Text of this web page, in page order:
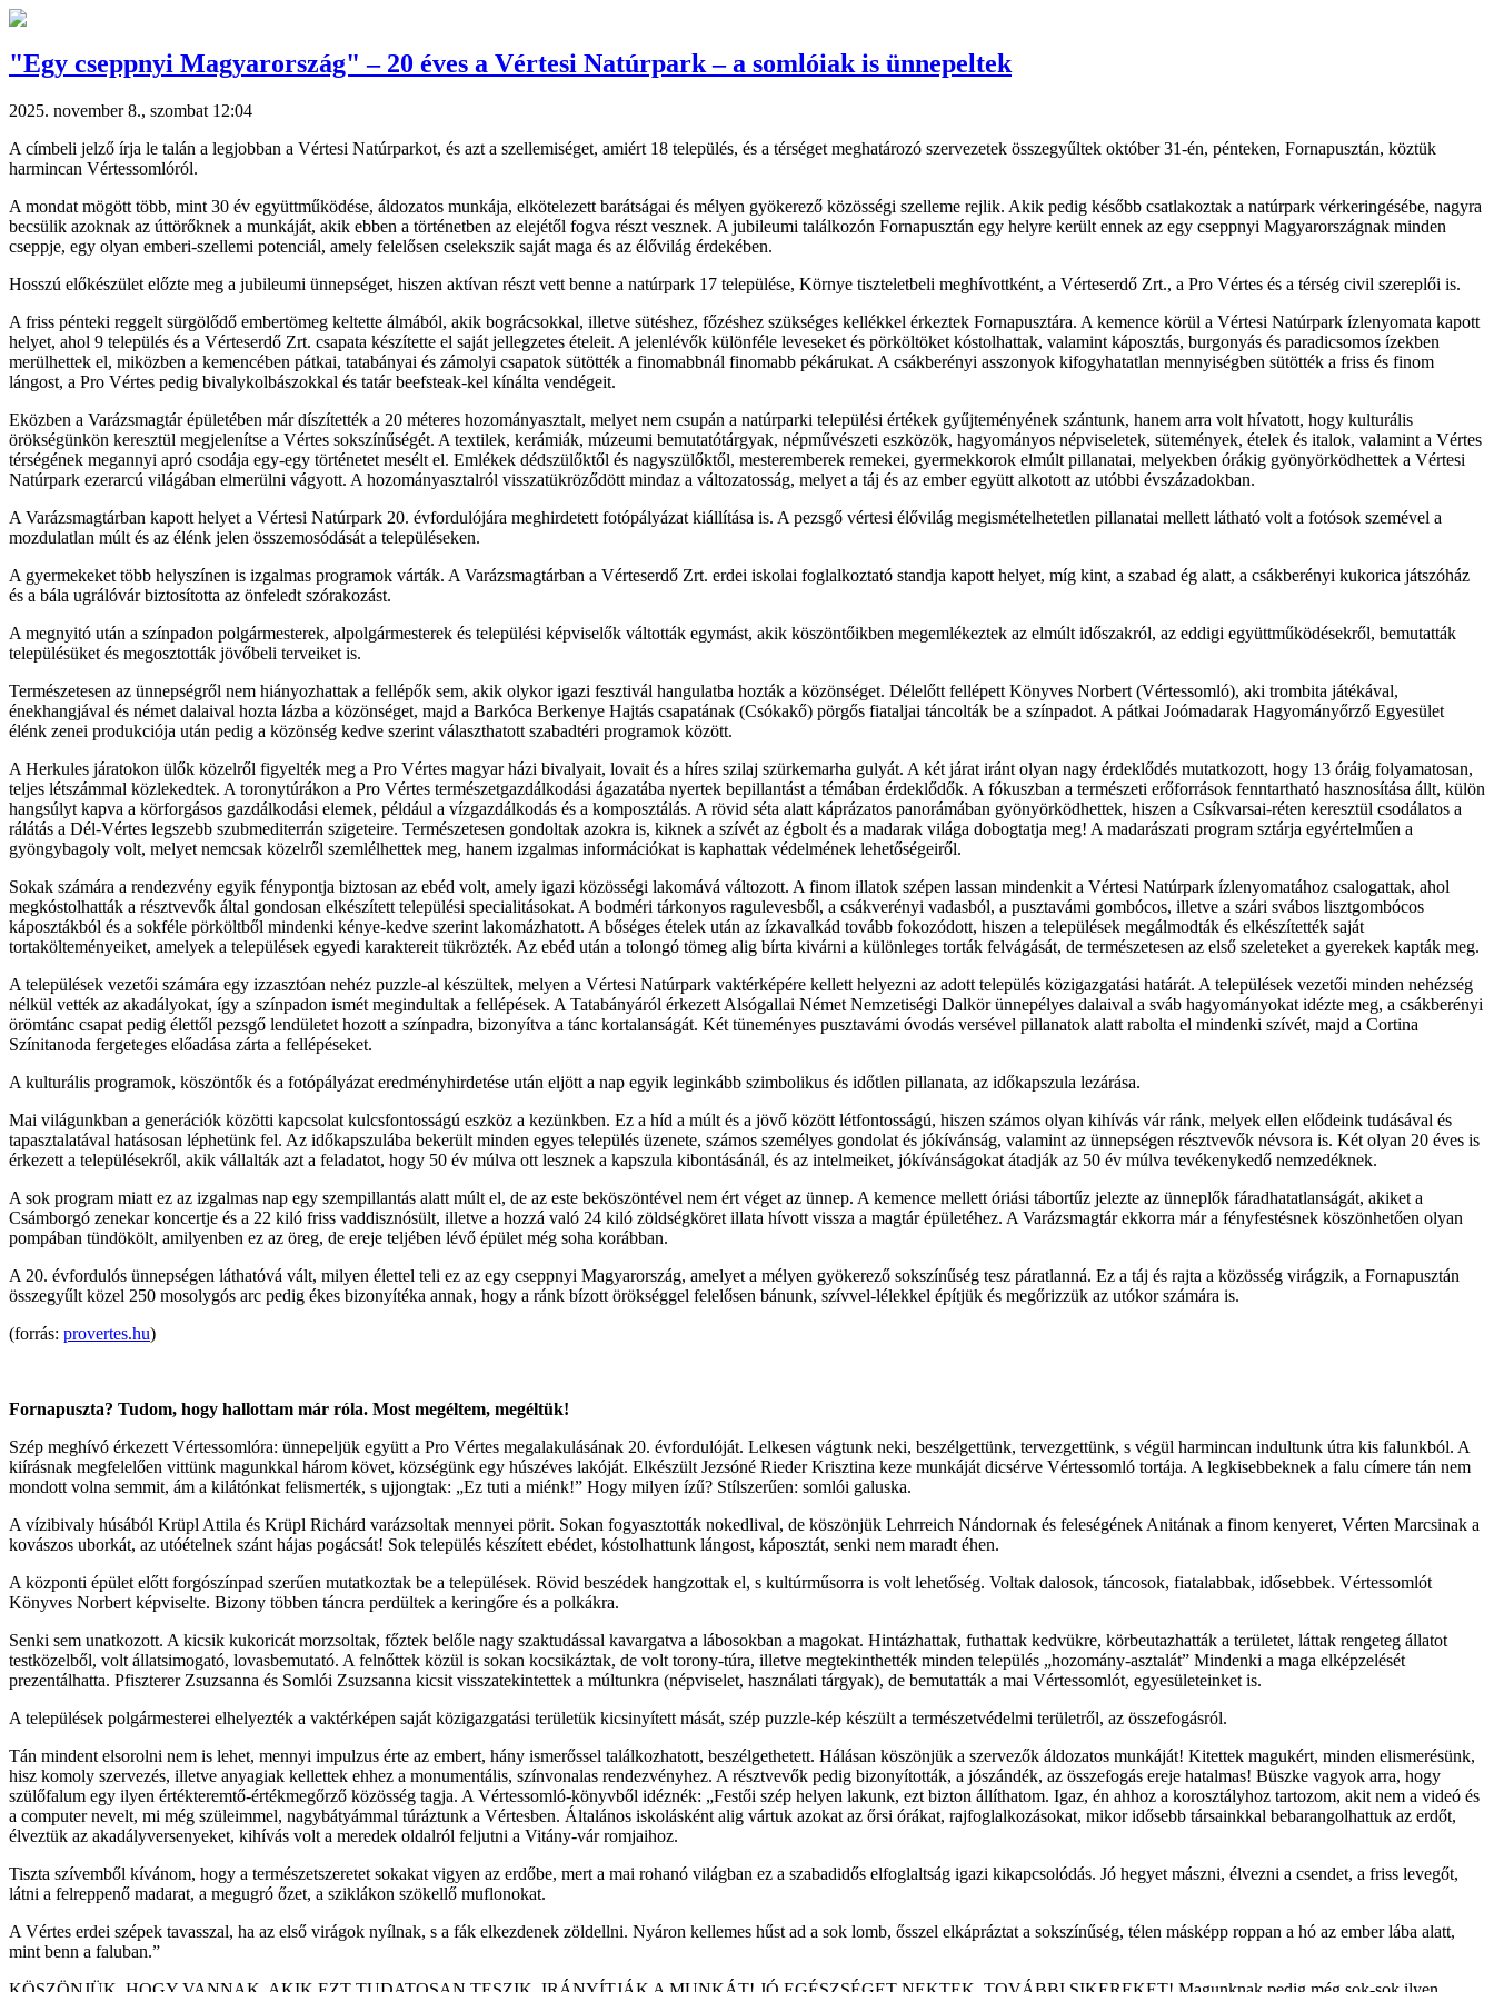
"Egy cseppnyi Magyarország" – 20 éves a Vértesi Natúrpark – a somlóiak is ünnepeltek
2025. november 8., szombat 12:04
A címbeli jelző írja le talán a legjobban a Vértesi Natúrparkot, és azt a szellemiséget, amiért 18 település, és a térséget meghatározó szervezetek összegyűltek október 31-én, pénteken, Fornapusztán, köztük
harmincan Vértessomlóról.
A mondat mögött több, mint 30 év együttműködése, áldozatos munkája, elkötelezett barátságai és mélyen gyökerező közösségi szelleme rejlik. Akik pedig később csatlakoztak a natúrpark vérkeringésébe, nagyra
becsülik azoknak az úttörőknek a munkáját, akik ebben a történetben az elejétől fogva részt vesznek. A jubileumi találkozón Fornapusztán egy helyre került ennek az egy cseppnyi Magyarországnak minden
cseppje, egy olyan emberi-szellemi potenciál, amely felelősen cselekszik saját maga és az élővilág érdekében.
Hosszú előkészület előzte meg a jubileumi ünnepséget, hiszen aktívan részt vett benne a natúrpark 17 települése, Környe tiszteletbeli meghívottként, a Vérteserdő Zrt., a Pro Vértes és a térség civil szereplői is.
A friss pénteki reggelt sürgölődő embertömeg keltette álmából, akik bográcsokkal, illetve sütéshez, főzéshez szükséges kellékkel érkeztek Fornapusztára. A kemence körül a Vértesi Natúrpark ízlenyomata kapott
helyet, ahol 9 település és a Vérteserdő Zrt. csapata készítette el saját jellegzetes ételeit. A jelenlévők különféle leveseket és pörköltöket kóstolhattak, valamint káposztás, burgonyás és paradicsomos ízekben
merülhettek el, miközben a kemencében pátkai, tatabányai és zámolyi csapatok sütötték a finomabbnál finomabb pékárukat. A csákberényi asszonyok kifogyhatatlan mennyiségben sütötték a friss és finom
lángost, a Pro Vértes pedig bivalykolbászokkal és tatár beefsteak-kel kínálta vendégeit.
Eközben a Varázsmagtár épületében már díszítették a 20 méteres hozományasztalt, melyet nem csupán a natúrparki települési értékek gyűjteményének szántunk, hanem arra volt hívatott, hogy kulturális
örökségünkön keresztül megjelenítse a Vértes sokszínűségét. A textilek, kerámiák, múzeumi bemutatótárgyak, népművészeti eszközök, hagyományos népviseletek, sütemények, ételek és italok, valamint a Vértes
térségének megannyi apró csodája egy-egy történetet mesélt el. Emlékek dédszülőktől és nagyszülőktől, mesteremberek remekei, gyermekkorok elmúlt pillanatai, melyekben órákig gyönyörködhettek a Vértesi
Natúrpark ezerarcú világában elmerülni vágyott. A hozományasztalról visszatükröződött mindaz a változatosság, melyet a táj és az ember együtt alkotott az utóbbi évszázadokban.
A Varázsmagtárban kapott helyet a Vértesi Natúrpark 20. évfordulójára meghirdetett fotópályázat kiállítása is. A pezsgő vértesi élővilág megismételhetetlen pillanatai mellett látható volt a fotósok szemével a
mozdulatlan múlt és az élénk jelen összemosódását a településeken.
A gyermekeket több helyszínen is izgalmas programok várták. A Varázsmagtárban a Vérteserdő Zrt. erdei iskolai foglalkoztató standja kapott helyet, míg kint, a szabad ég alatt, a csákberényi kukorica játszóház
és a bála ugrálóvár biztosította az önfeledt szórakozást.
A megnyitó után a színpadon polgármesterek, alpolgármesterek és települési képviselők váltották egymást, akik köszöntőikben megemlékeztek az elmúlt időszakról, az eddigi együttműködésekről, bemutatták
településüket és megosztották jövőbeli terveiket is.
Természetesen az ünnepségről nem hiányozhattak a fellépők sem, akik olykor igazi fesztivál hangulatba hozták a közönséget. Délelőtt fellépett Könyves Norbert (Vértessomló), aki trombita játékával,
énekhangjával és német dalaival hozta lázba a közönséget, majd a Barkóca Berkenye Hajtás csapatának (Csókakő) pörgős fiataljai táncolták be a színpadot. A pátkai Joómadarak Hagyományőrző Egyesület
élénk zenei produkciója után pedig a közönség kedve szerint választhatott szabadtéri programok között.
A Herkules járatokon ülők közelről figyelték meg a Pro Vértes magyar házi bivalyait, lovait és a híres szilaj szürkemarha gulyát. A két járat iránt olyan nagy érdeklődés mutatkozott, hogy 13 óráig folyamatosan,
teljes létszámmal közlekedtek. A toronytúrákon a Pro Vértes természetgazdálkodási ágazatába nyertek bepillantást a témában érdeklődők. A fókuszban a természeti erőforrások fenntartható hasznosítása állt, külön
hangsúlyt kapva a körforgásos gazdálkodási elemek, például a vízgazdálkodás és a komposztálás. A rövid séta alatt káprázatos panorámában gyönyörködhettek, hiszen a Csíkvarsai-réten keresztül csodálatos a
rálátás a Dél-Vértes legszebb szubmediterrán szigeteire. Természetesen gondoltak azokra is, kiknek a szívét az égbolt és a madarak világa dobogtatja meg! A madarászati program sztárja egyértelműen a
gyöngybagoly volt, melyet nemcsak közelről szemlélhettek meg, hanem izgalmas információkat is kaphattak védelmének lehetőségeiről.
Sokak számára a rendezvény egyik fénypontja biztosan az ebéd volt, amely igazi közösségi lakomává változott. A finom illatok szépen lassan mindenkit a Vértesi Natúrpark ízlenyomatához csalogattak, ahol
megkóstolhatták a résztvevők által gondosan elkészített települési specialitásokat. A bodméri tárkonyos ragulevesből, a csákverényi vadasból, a pusztavámi gombócos, illetve a szári svábos lisztgombócos
káposztákból és a sokféle pörköltből mindenki kénye-kedve szerint lakomázhatott. A bőséges ételek után az ízkavalkád tovább fokozódott, hiszen a települések megálmodták és elkészítették saját
tortakölteményeiket, amelyek a települések egyedi karaktereit tükrözték. Az ebéd után a tolongó tömeg alig bírta kivárni a különleges torták felvágását, de természetesen az első szeleteket a gyerekek kapták meg.
A települések vezetői számára egy izzasztóan nehéz puzzle-al készültek, melyen a Vértesi Natúrpark vaktérképére kellett helyezni az adott település közigazgatási határát. A települések vezetői minden nehézség
nélkül vették az akadályokat, így a színpadon ismét megindultak a fellépések. A Tatabányáról érkezett Alsógallai Német Nemzetiségi Dalkör ünnepélyes dalaival a sváb hagyományokat idézte meg, a csákberényi
örömtánc csapat pedig élettől pezsgő lendületet hozott a színpadra, bizonyítva a tánc kortalanságát. Két tüneményes pusztavámi óvodás versével pillanatok alatt rabolta el mindenki szívét, majd a Cortina
Színitanoda fergeteges előadása zárta a fellépéseket.
A kulturális programok, köszöntők és a fotópályázat eredményhirdetése után eljött a nap egyik leginkább szimbolikus és időtlen pillanata, az időkapszula lezárása.
Mai világunkban a generációk közötti kapcsolat kulcsfontosságú eszköz a kezünkben. Ez a híd a múlt és a jövő között létfontosságú, hiszen számos olyan kihívás vár ránk, melyek ellen elődeink tudásával és
tapasztalatával hatásosan léphetünk fel. Az időkapszulába bekerült minden egyes település üzenete, számos személyes gondolat és jókívánság, valamint az ünnepségen résztvevők névsora is. Két olyan 20 éves is
érkezett a településekről, akik vállalták azt a feladatot, hogy 50 év múlva ott lesznek a kapszula kibontásánál, és az intelmeiket, jókívánságokat átadják az 50 év múlva tevékenykedő nemzedéknek.
A sok program miatt ez az izgalmas nap egy szempillantás alatt múlt el, de az este beköszöntével nem ért véget az ünnep. A kemence mellett óriási tábortűz jelezte az ünneplők fáradhatatlanságát, akiket a
Csámborgó zenekar koncertje és a 22 kiló friss vaddisznósült, illetve a hozzá való 24 kiló zöldségköret illata hívott vissza a magtár épületéhez. A Varázsmagtár ekkorra már a fényfestésnek köszönhetően olyan
pompában tündökölt, amilyenben ez az öreg, de ereje teljében lévő épület még soha korábban.
A 20. évfordulós ünnepségen láthatóvá vált, milyen élettel teli ez az egy cseppnyi Magyarország, amelyet a mélyen gyökerező sokszínűség tesz páratlanná. Ez a táj és rajta a közösség virágzik, a Fornapusztán
összegyűlt közel 250 mosolygós arc pedig ékes bizonyítéka annak, hogy a ránk bízott örökséggel felelősen bánunk, szívvel-lélekkel építjük és megőrizzük az utókor számára is.
(forrás: provertes.hu)
Fornapuszta? Tudom, hogy hallottam már róla. Most megéltem, megéltük!
Szép meghívó érkezett Vértessomlóra: ünnepeljük együtt a Pro Vértes megalakulásának 20. évfordulóját. Lelkesen vágtunk neki, beszélgettünk, tervezgettünk, s végül harmincan indultunk útra kis falunkból. A
kiírásnak megfelelően vittünk magunkkal három követ, községünk egy húszéves lakóját. Elkészült Jezsóné Rieder Krisztina keze munkáját dicsérve Vértessomló tortája. A legkisebbeknek a falu címere tán nem
mondott volna semmit, ám a kilátónkat felismerték, s ujjongtak: „Ez tuti a miénk!” Hogy milyen ízű? Stílszerűen: somlói galuska.
A vízibivaly húsából Krüpl Attila és Krüpl Richárd varázsoltak mennyei pörit. Sokan fogyasztották nokedlival, de köszönjük Lehrreich Nándornak és feleségének Anitának a finom kenyeret, Vérten Marcsinak a
kovászos uborkát, az utóételnek szánt hájas pogácsát! Sok település készített ebédet, kóstolhattunk lángost, káposztát, senki nem maradt éhen.
A központi épület előtt forgószínpad szerűen mutatkoztak be a települések. Rövid beszédek hangzottak el, s kultúrműsorra is volt lehetőség. Voltak dalosok, táncosok, fiatalabbak, idősebbek. Vértessomlót
Könyves Norbert képviselte. Bizony többen táncra perdültek a keringőre és a polkákra.
Senki sem unatkozott. A kicsik kukoricát morzsoltak, főztek belőle nagy szaktudással kavargatva a lábosokban a magokat. Hintázhattak, futhattak kedvükre, körbeutazhatták a területet, láttak rengeteg állatot
testközelből, volt állatsimogató, lovasbemutató. A felnőttek közül is sokan kocsikáztak, de volt torony-túra, illetve megtekinthették minden település „hozomány-asztalát” Mindenki a maga elképzelését
prezentálhatta. Pfiszterer Zsuzsanna és Somlói Zsuzsanna kicsit visszatekintettek a múltunkra (népviselet, használati tárgyak), de bemutatták a mai Vértessomlót, egyesületeinket is.
A települések polgármesterei elhelyezték a vaktérképen saját közigazgatási területük kicsinyített mását, szép puzzle-kép készült a természetvédelmi területről, az összefogásról.
Tán mindent elsorolni nem is lehet, mennyi impulzus érte az embert, hány ismerőssel találkozhatott, beszélgethetett. Hálásan köszönjük a szervezők áldozatos munkáját! Kitettek magukért, minden elismerésünk,
hisz komoly szervezés, illetve anyagiak kellettek ehhez a monumentális, színvonalas rendezvényhez. A résztvevők pedig bizonyították, a jószándék, az összefogás ereje hatalmas! Büszke vagyok arra, hogy
szülőfalum egy ilyen értékteremtő-értékmegőrző közösség tagja. A Vértessomló-könyvből idéznék: „Festői szép helyen lakunk, ezt bizton állíthatom. Igaz, én ahhoz a korosztályhoz tartozom, akit nem a videó és
a computer nevelt, mi még szüleimmel, nagybátyámmal túráztunk a Vértesben. Általános iskolásként alig vártuk azokat az őrsi órákat, rajfoglalkozásokat, mikor idősebb társainkkal bebarangolhattuk az erdőt,
élveztük az akadályversenyeket, kihívás volt a meredek oldalról feljutni a Vitány-vár romjaihoz.
Tiszta szívemből kívánom, hogy a természetszeretet sokakat vigyen az erdőbe, mert a mai rohanó világban ez a szabadidős elfoglaltság igazi kikapcsolódás. Jó hegyet mászni, élvezni a csendet, a friss levegőt,
látni a felreppenő madarat, a megugró őzet, a sziklákon szökellő muflonokat.
A Vértes erdei szépek tavasszal, ha az első virágok nyílnak, s a fák elkezdenek zöldellni. Nyáron kellemes hűst ad a sok lomb, ősszel elkápráztat a sokszínűség, télen másképp roppan a hó az ember lába alatt,
mint benn a faluban.”